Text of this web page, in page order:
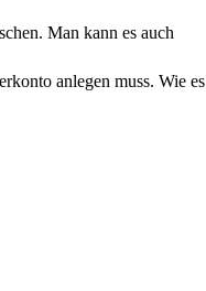
Man kann es auch
anlegen muss. Wie es